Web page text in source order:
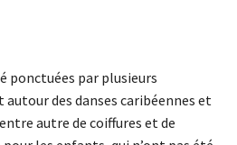
ponctuées par plusieurs
des danses caribéennes et
autre de coiffures et de